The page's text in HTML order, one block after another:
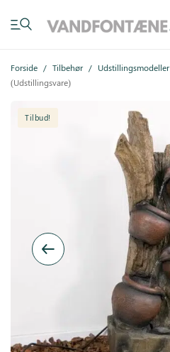
Forside / Tilbehør / Udstillingsmodeller
(Udstillingsvare)
Tilbud!
Indendørs vandfontæner
Tilbehør